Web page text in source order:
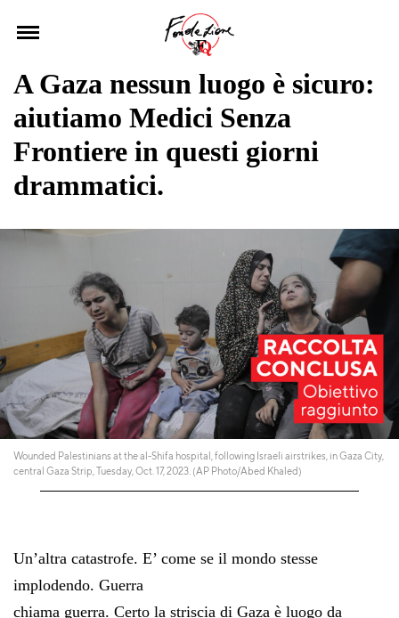
A Gaza nessun luogo è sicuro:
aiutiamo Medici Senza
Frontiere in questi giorni
drammatici.
Wounded Palestinians at the al-Shifa hospital, following Israeli airstrikes, in Gaza City,
central Gaza Strip, Tuesday, Oct. 17, 2023. (AP Photo/Abed Khaled)
Un’altra catastrofe. E’ come se il mondo stesse
implodendo. Guerra
chiama guerra. Certo la striscia di Gaza è luogo da